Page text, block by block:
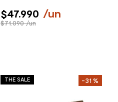
$47.990 /un
$71.090 /un
-31 %
THE SALE